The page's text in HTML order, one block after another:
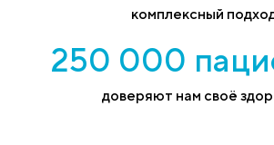
комплексный
250 000
доверяют нам своё